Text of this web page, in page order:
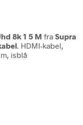
8k 1 5 M fra Supra
. HDMI-kabel,
isblå